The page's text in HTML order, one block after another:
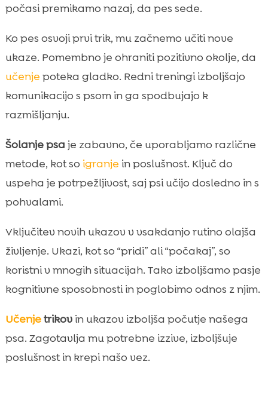
počasi premikamo nazaj, da pes sede.
Ko pes osvoji prvi trik, mu začnemo učiti nove
ukaze. Pomembno je ohraniti pozitivno okolje, da
učenje poteka gladko. Redni treningi izboljšajo
komunikacijo s psom in ga spodbujajo k
razmišljanju.
Šolanje psa je zabavno, če uporabljamo različne
metode, kot so igranje in poslušnost. Ključ do
uspeha je potrpežljivost, saj psi učijo dosledno in s
pohvalami.
Vključitev novih ukazov v vsakdanjo rutino olajša
življenje. Ukazi, kot so “pridi” ali “počakaj”, so
koristni v mnogih situacijah. Tako izboljšamo pasje
kognitivne sposobnosti in poglobimo odnos z njim.
Učenjetrikovin ukazov izboljša počutje našega
psa. Zagotavlja mu potrebne izzive, izboljšuje
poslušnost in krepi našo vez.